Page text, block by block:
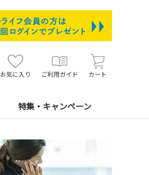
お気に入り ご利用ガイド カート
特集・キャンペーン